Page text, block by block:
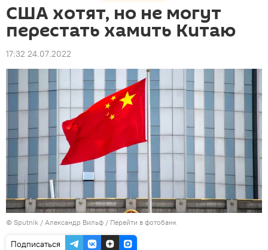
США хотят, но не могут
перестать хамить Китаю
17:32 24.07.2022
© Sputnik / Александр Вильф / Перейти в фотобанк
Подписаться